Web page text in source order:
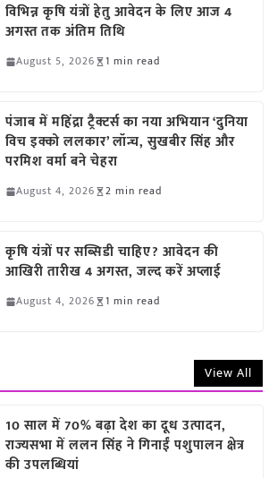
विभिन्न कृषि यंत्रों हेतु आवेदन के लिए आज 4
अगस्त तक अंतिम तिथि
August 5, 2026 1 min read
पंजाब में महिंद्रा ट्रैक्टर्स का नया अभियान ‘दुनिया
विच इक्को ललकार’ लॉन्च, सुखबीर सिंह और
परमिश वर्मा बने चेहरा
August 4, 2026 2 min read
कृषि यंत्रों पर सब्सिडी चाहिए? आवेदन की
आखिरी तारीख 4 अगस्त, जल्द करें अप्लाई
August 4, 2026 1 min read
View All
10 साल में 70% बढ़ा देश का दूध उत्पादन,
राज्यसभा में ललन सिंह ने गिनाईं पशुपालन क्षेत्र
की उपलब्धियां